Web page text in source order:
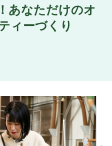
あなただけのオ
ィーづくり